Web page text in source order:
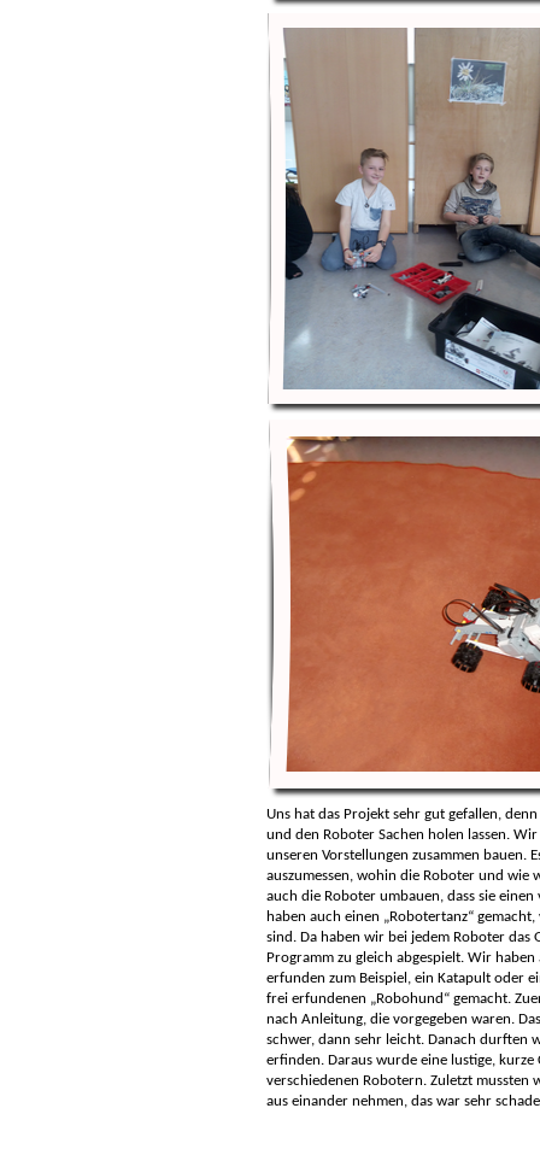
Uns hat das Projekt sehr gut gefallen,
und den Roboter Sachen holen lassen.
unseren Vorstellungen zusammen bauen.
auszumessen, wohin die Roboter und
auch die Roboter umbauen, dass sie
haben auch einen „Robotertanz“
sind. Da haben wir bei jedem Roboter das
Programm zu gleich abgespielt. Wir haben
erfunden zum Beispiel, ein Katapult oder
frei erfundenen „Robohund“ gemacht.
nach Anleitung, die vorgegeben waren.
schwer, dann sehr leicht. Danach durften
erfinden. Daraus wurde eine lustige,
verschiedenen Robotern. Zuletzt
aus einander nehmen, das war sehr